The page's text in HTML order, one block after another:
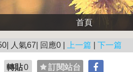
首頁
人氣67| 回應0 | 上一篇 下一篇
轉貼0 訂閱站台